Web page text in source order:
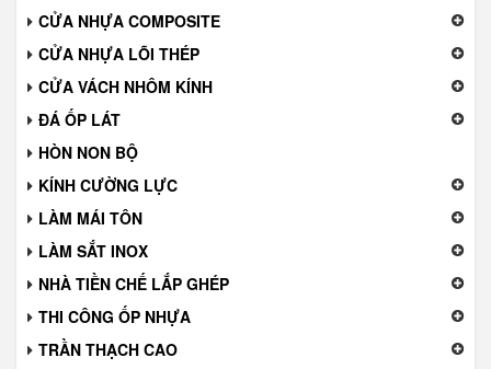
CỬA NHỰA COMPOSITE
CỬA NHỰA LÕI THÉP
CỬA VÁCH NHÔM KÍNH
ĐÁ ỐP LÁT
HÒN NON BỘ
KÍNH CƯỜNG LỰC
LÀM MÁI TÔN
LÀM SẮT INOX
NHÀ TIỀN CHẾ LẮP GHÉP
THI CÔNG ỐP NHỰA
TRẦN THẠCH CAO